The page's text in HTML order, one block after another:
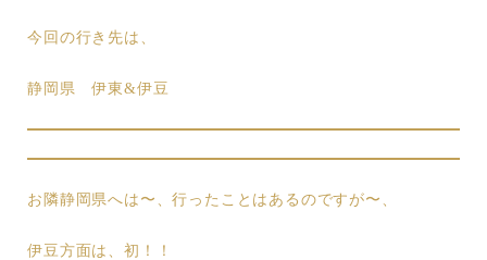
今回の行き先は、
静岡県 伊東&伊豆
お隣静岡県へは〜、行ったことはあるのですが〜、
伊豆方面は、初！！